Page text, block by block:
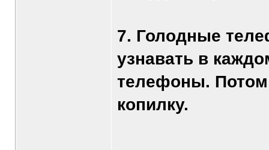
7. Голодные
узнавать в
телефоны.
копилку.